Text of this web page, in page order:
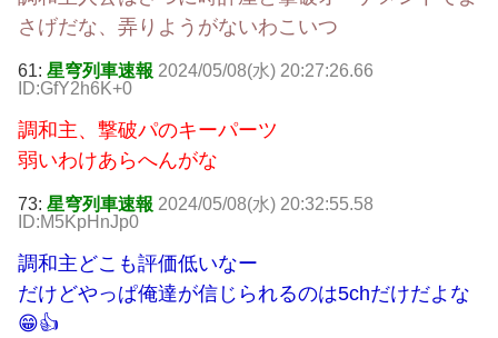
さげだな、弄りようがないわこいつ
61: 星穹列車速報 2024/05/08(水) 20:27:26.66
ID:GfY2h6K+0
調和主、撃破パのキーパーツ
弱いわけあらへんがな
73: 星穹列車速報 2024/05/08(水) 20:32:55.58
ID:M5KpHnJp0
調和主どこも評価低いなー
だけどやっぱ俺達が信じられるのは5chだけだよな
😁👍